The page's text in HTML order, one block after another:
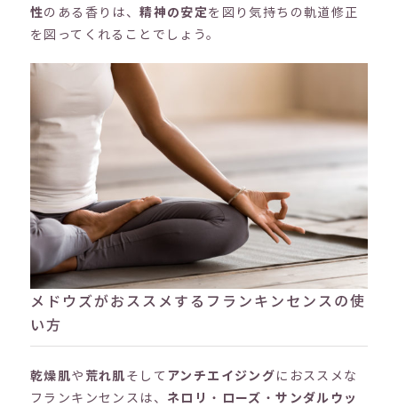
性のある香りは、精神の安定を図り気持ちの軌道修正
を図ってくれることでしょう。
メドウズがおススメするフランキンセンスの使
い方
乾燥肌や 荒れ肌そして アンチエイジングにおススメな
フランキンセンスは、 ネロリ ・ ローズ ・サンダルウッ